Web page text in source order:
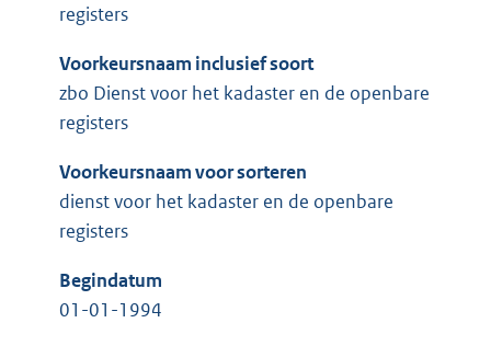
registers
Voorkeursnaam inclusief soort
zbo Dienst voor het kadaster en de openbare
registers
Voorkeursnaam voor sorteren
dienst voor het kadaster en de openbare
registers
Begindatum
01-01-1994